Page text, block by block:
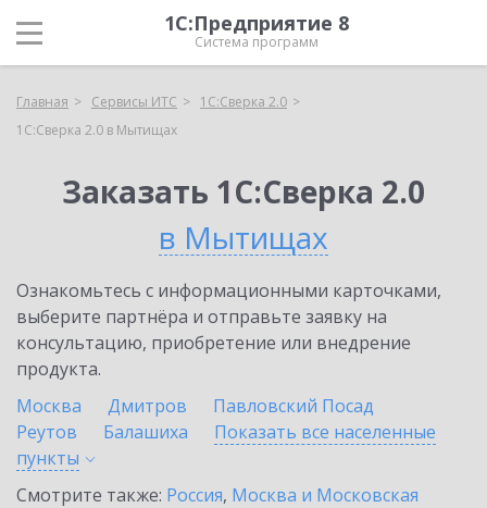
1С:Предприятие 8
Система программ
Главная Сервисы ИТС
1С:Сверка 2.0
1С:Сверка 2.0 в Мытищах
Заказать 1С:Сверка 2.0
в Мытищах
Ознакомьтесь с информационными карточками,
выберите партнёра и отправьте заявку на
консультацию, приобретение или внедрение
продукта.
Москва
Дмитров
Павловский Посад
Реутов
Балашиха
Показать все населенные
пункты
Смотрите также: Россия, Москва и Московская